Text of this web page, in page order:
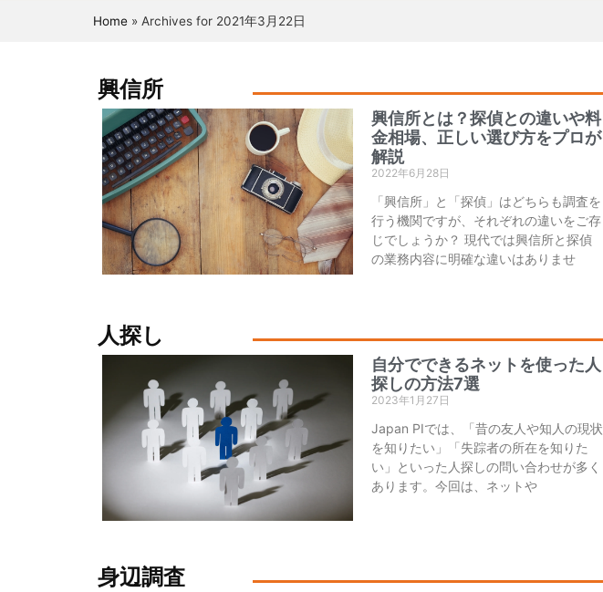
Home » Archives for 2021年3月22日
興信所
興信所とは？探偵との違いや料
金相場、正しい選び方をプロが
解説
2022年6月28日
「興信所」と「探偵」はどちらも調査を
行う機関ですが、それぞれの違いをご存
じでしょうか？ 現代では興信所と探偵
の業務内容に明確な違いはありませ
人探し
自分でできるネットを使った人
探しの方法7選
2023年1月27日
Japan PIでは、「昔の友人や知人の現状
を知りたい」「失踪者の所在を知りた
い」といった人探しの問い合わせが多く
あります。今回は、ネットや
身辺調査